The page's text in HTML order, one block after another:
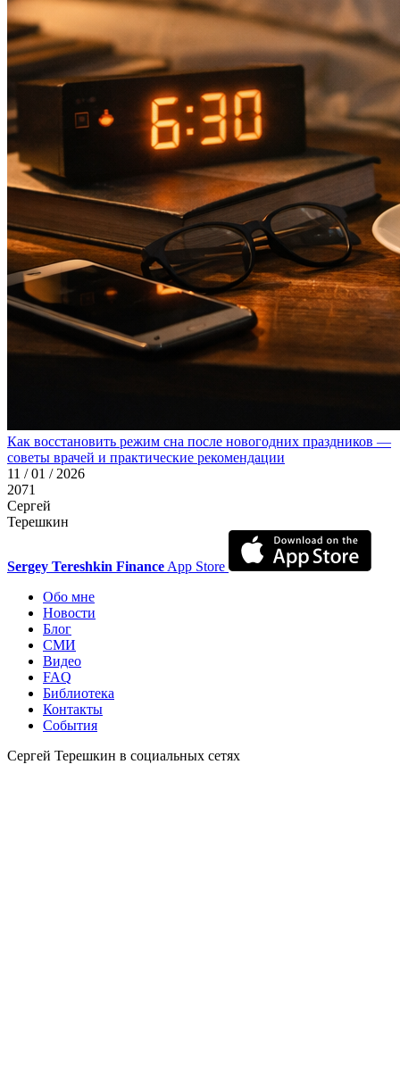
Как восстановить режим сна после новогодних праздников —
советы врачей и практические рекомендации
11 / 01 / 2026
2071
Сергей
Терешкин
Sergey Tereshkin Finance App Store
Обо мне
Новости
Блог
СМИ
Видео
FAQ
Библиотека
Контакты
События
Сергей Терешкин в социальных сетях